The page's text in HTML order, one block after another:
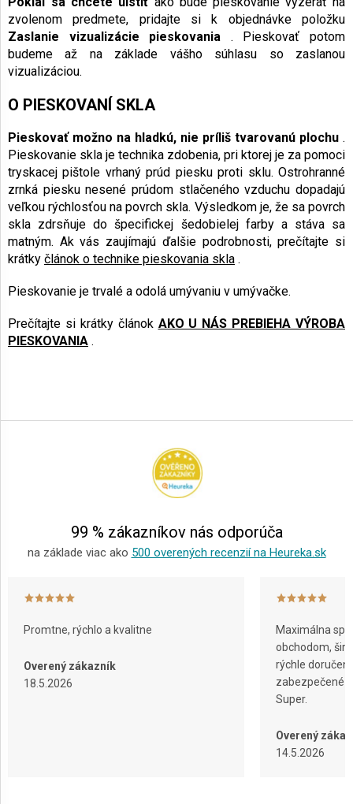
zvolenom predmete, pridajte si k objednávke položku
Zaslanie vizualizácie pieskovania . Pieskovať potom
budeme až na základe vášho súhlasu so zaslanou
vizualizáciou.
O PIESKOVANÍ SKLA
Pieskovať možno na hladkú, nie príliš tvarovanú plochu .
Pieskovanie skla je technika zdobenia, pri ktorej je za pomoci
tryskacej pištole vrhaný prúd piesku proti sklu. Ostrohranné
zrnká piesku nesené prúdom stlačeného vzduchu dopadajú
veľkou rýchlosťou na povrch skla. Výsledkom je, že sa povrch
skla zdrsňuje do špecifickej šedobielej farby a stáva sa
matným. Ak vás zaujímajú ďalšie podrobnosti, prečítajte si
krátky článok o technike pieskovania skla .
Pieskovanie je trvalé a odolá umývaniu v umývačke.
Prečítajte si krátky článok AKO U NÁS PREBIEHA VÝROBA
PIESKOVANIA .
á
99 % zákazníkov nás odporúča
na základe viac ako 500 overených recenzií na Heureka.sk
Promtne, rýchlo a kvalitne
Overený zákazník
18.5.2026
Maximálna
obchodom,
rýchle
zabezpečené
Super.
Overený
14.5.2026